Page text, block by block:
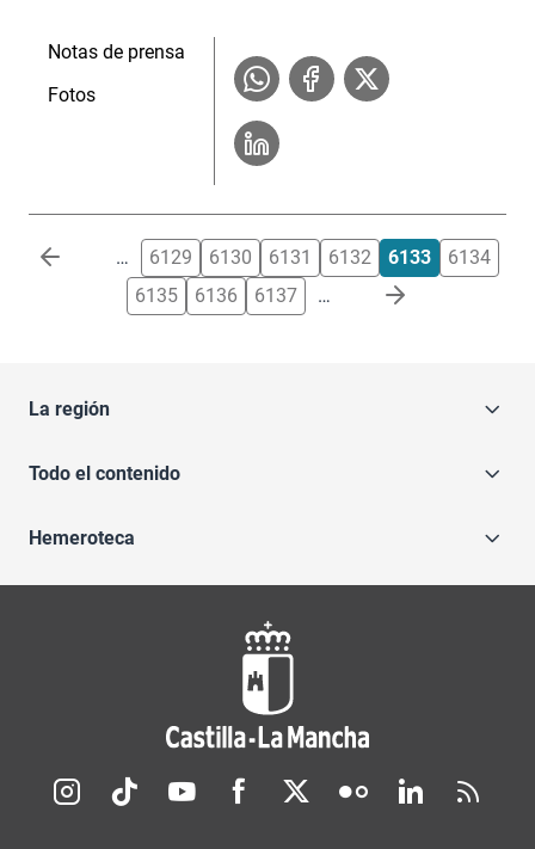
Notas de prensa
Fotos
Paginación … 6129 6130 6131 6132 6133
6134
6135
6136 6137 …
La región
Todo el contenido
Hemeroteca
Redes sociales JCCM